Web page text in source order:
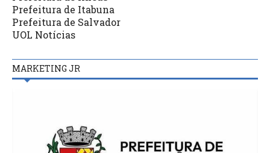
Prefeitura de Itabuna
Prefeitura de Salvador
UOL Notícias
MARKETING JR